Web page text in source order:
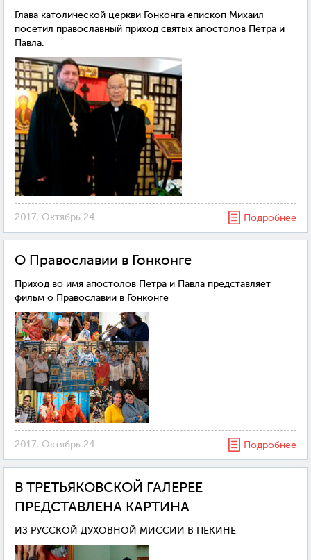
Глава католической церкви Гонконга епископ Михаил
посетил православный приход святых апостолов Петра и
Павла.
2017, Октябрь 24 Подробнее
О Православии в Гонконге
Приход во имя апостолов Петра и Павла представляет
фильм о Православии в Гонконге
2017, Октябрь 24 Подробнее
В ТРЕТЬЯКОВСКОЙ ГАЛЕРЕЕ
ПРЕДСТАВЛЕНА КАРТИНА
ИЗ РУССКОЙ ДУХОВНОЙ МИССИИ В ПЕКИНЕ